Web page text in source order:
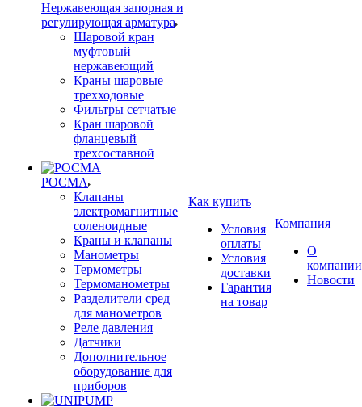
Нержавеющая запорная и
регулирующая арматура
Шаровой кран
муфтовый
нержавеющий
Краны шаровые
трехходовые
Фильтры сетчатые
Кран шаровой
фланцевый
трехсоставной
РОСМА
Клапаны
электромагнитные
соленоидные
Краны и клапаны
Манометры
Термометры
Термоманометры
Разделители сред
для манометров
Реле давления
Датчики
Дополнительное
оборудование для
приборов
Как купить
Условия
оплаты
Условия
доставки
Гарантия
на товар
Компания
О
компании
Новости